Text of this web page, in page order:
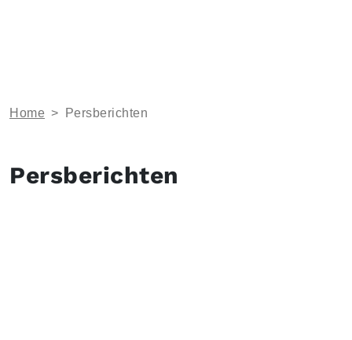
Home > Persberichten
Persberichten